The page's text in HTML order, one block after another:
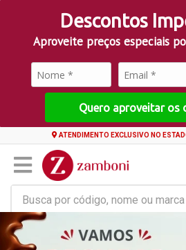
Descontos
Aproveite preços especiais
Quero aproveitar os
ATENDIMENTO EXCLUSIVO NO